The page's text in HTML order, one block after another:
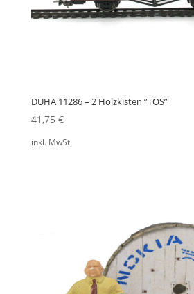
DUHA 11286 – 2 Holzkisten ”TOS”
41,75 €
inkl. MwSt.